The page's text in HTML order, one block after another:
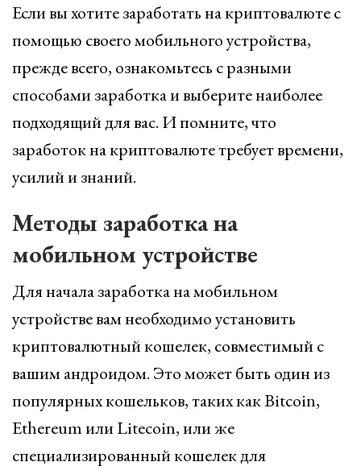
Если вы хотите заработать на криптовалюте с
помощью своего мобильного устройства,
прежде всего, ознакомьтесь с разными
способами заработка и выберите наиболее
подходящий для вас. И помните, что
заработок на криптовалюте требует времени,
усилий и знаний.
Методы заработка на
мобильном устройстве
Для начала заработка на мобильном
устройстве вам необходимо установить
криптовалютный кошелек, совместимый с
вашим андроидом. Это может быть один из
популярных кошельков, таких как Bitcoin,
Ethereum или Litecoin, или же
специализированный кошелек для